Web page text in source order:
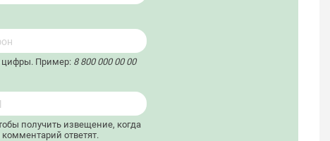
цифры. Пример: 8 800 000 00 00
получить извещение, когда
ответят.